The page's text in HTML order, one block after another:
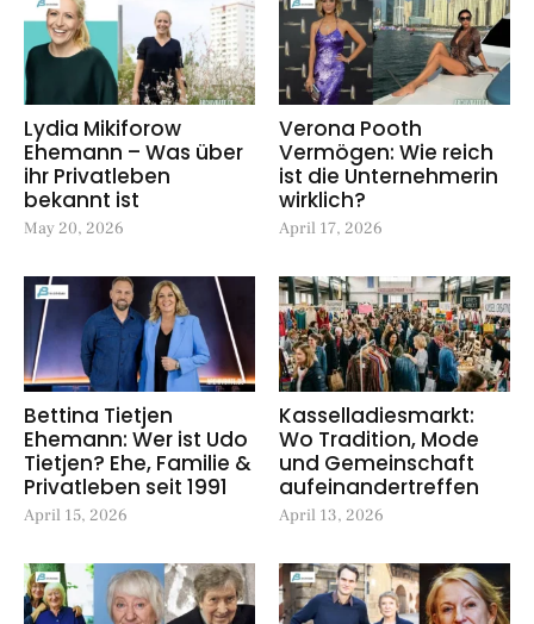
Lydia Mikiforow
Ehemann – Was über
ihr Privatleben
bekannt ist
May 20, 2026
Verona Pooth
Vermögen: Wie reich
ist die Unternehmerin
wirklich?
April 17, 2026
Bettina Tietjen
Ehemann: Wer ist Udo
Tietjen? Ehe, Familie &
Privatleben seit 1991
April 15, 2026
Kasselladiesmarkt:
Wo Tradition, Mode
und Gemeinschaft
aufeinandertreffen
April 13, 2026